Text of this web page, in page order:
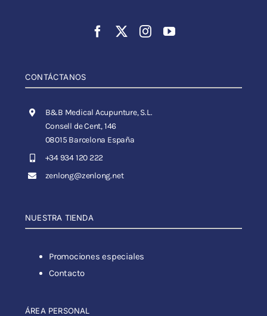
CONTÁCTANOS
B&B Medical Acupunture, S.L.
Consell de Cent, 146
08015 Barcelona España
+34 934 120 222
zenlong@zenlong.net
NUESTRA TIENDA
Promociones especiales
Contacto
ÁREA PERSONAL